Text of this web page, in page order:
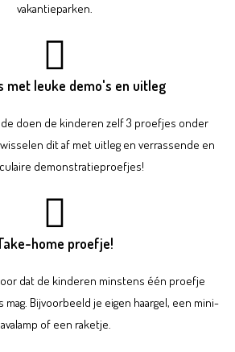
vakantieparken.
met leuke demo's en uitleg
doen de kinderen zelf 3 proefjes onder
dit af met uitleg en verrassende en
demonstratieproefjes!
home proefje!
dat de kinderen minstens één proefje
mag. Bijvoorbeeld je eigen haargel, een mini-
lavalamp of een raketje.